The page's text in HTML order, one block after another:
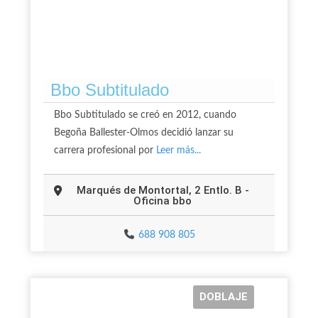
Bbo Subtitulado
Bbo Subtitulado se creó en 2012, cuando
Begoña Ballester-Olmos decidió lanzar su
carrera profesional por Leer más...
Marqués de Montortal, 2 Entlo. B -
Oficina bbo
688 908 805
DOBLAJE